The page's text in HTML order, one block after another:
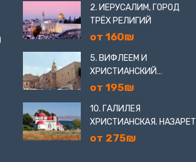
2. ИЕРУСАЛИМ, ГОРОД
ТРЁХ РЕЛИГИЙ
от 160₪
5. ВИФЛЕЕМ И
ХРИСТИАНСКИЙ
ИЕРУСАЛИМ
от 195₪
10. ГАЛИЛЕЯ
ХРИСТИАНСКАЯ. НАЗАРЕТ
от 275₪